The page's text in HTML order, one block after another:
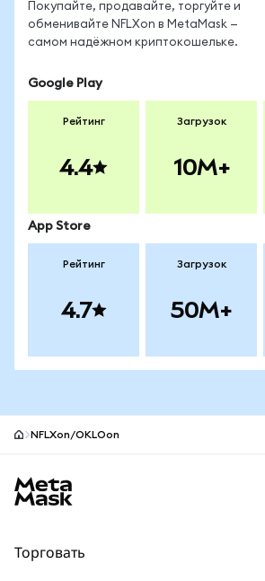
Покупайте, продавайте, торгуйте и
обменивайте NFLXon в MetaMask —
самом надёжном криптокошельке.
Google Play
Рейтинг
4.4
Загрузок
10M+
App Store
Рейтинг
4.7
Загрузок
50M+
NFLXon/OKLOon
Торговать